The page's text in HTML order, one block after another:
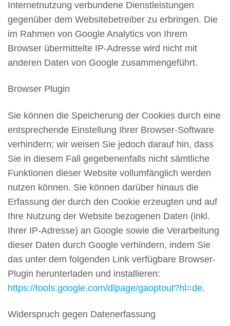
Internetnutzung verbundene Dienstleistungen
gegenüber dem Websitebetreiber zu erbringen. Die
im Rahmen von Google Analytics von Ihrem
Browser übermittelte IP-Adresse wird nicht mit
anderen Daten von Google zusammengeführt.
Browser Plugin
Sie können die Speicherung der Cookies durch eine
entsprechende Einstellung Ihrer Browser-Software
verhindern; wir weisen Sie jedoch darauf hin, dass
Sie in diesem Fall gegebenenfalls nicht sämtliche
Funktionen dieser Website vollumfänglich werden
nutzen können. Sie können darüber hinaus die
Erfassung der durch den Cookie erzeugten und auf
Ihre Nutzung der Website bezogenen Daten (inkl.
Ihrer IP-Adresse) an Google sowie die Verarbeitung
dieser Daten durch Google verhindern, indem Sie
das unter dem folgenden Link verfügbare Browser-
Plugin herunterladen und installieren:
https://tools.google.com/dlpage/gaoptout?hl=de.
Widerspruch gegen Datenerfassung